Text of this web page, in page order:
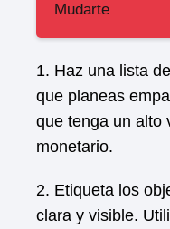
Mudarte
1. Haz una lista
que planeas
que tenga un alto
monetario.
2. Etiqueta los
clara y visible.